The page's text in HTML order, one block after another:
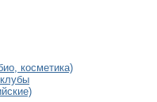
косметика)